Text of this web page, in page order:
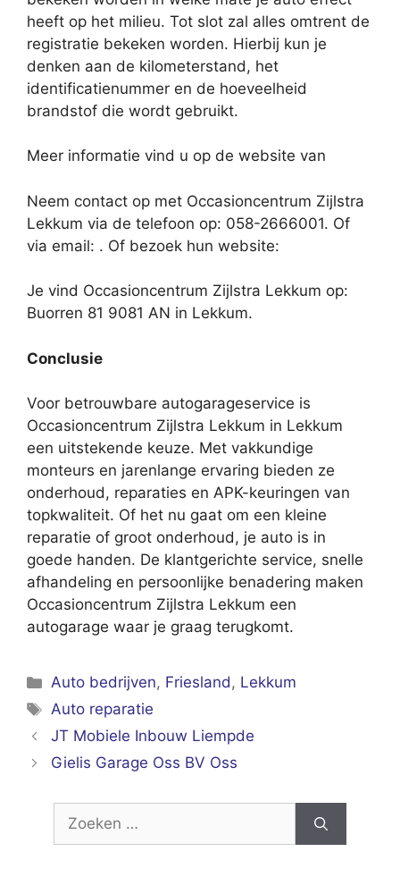
heeft op het milieu. Tot slot zal alles omtrent de
registratie bekeken worden. Hierbij kun je
denken aan de kilometerstand, het
identificatienummer en de hoeveelheid
brandstof die wordt gebruikt.
Meer informatie vind u op de website van
Neem contact op met Occasioncentrum Zijlstra
Lekkum via de telefoon op: 058-2666001. Of
via email: . Of bezoek hun website:
Je vind Occasioncentrum Zijlstra Lekkum op:
Buorren 81 9081 AN in Lekkum.
Conclusie
Voor betrouwbare autogarageservice is
Occasioncentrum Zijlstra Lekkum in Lekkum
een uitstekende keuze. Met vakkundige
monteurs en jarenlange ervaring bieden ze
onderhoud, reparaties en APK-keuringen van
topkwaliteit. Of het nu gaat om een kleine
reparatie of groot onderhoud, je auto is in
goede handen. De klantgerichte service, snelle
afhandeling en persoonlijke benadering maken
Occasioncentrum Zijlstra Lekkum een
autogarage waar je graag terugkomt.
Categorieën
Auto bedrijven, Friesland, Lekkum
Tags
Auto reparatie
JT Mobiele Inbouw Liempde
Gielis Garage Oss BV Oss
Zoek